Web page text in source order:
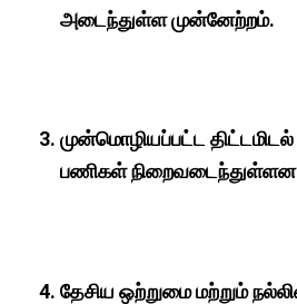
அடைந்துள்ள முன்னேற்றம்.
முன்மொழியப்பட்ட
பணிகள்
தேசிய ஒற்றுமை மற்றும்